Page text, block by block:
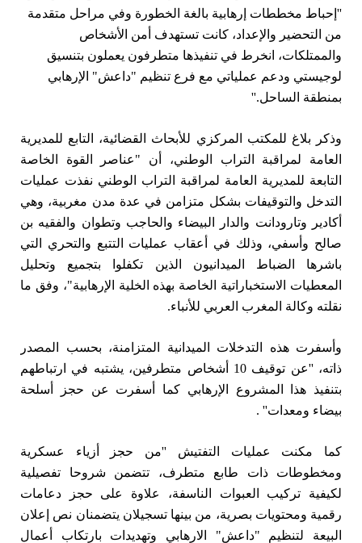
''إحباط مخططات إرهابية بالغة الخطورة وفي مراحل متقدمة
من التحضير والإعداد، كانت تستهدف أمن الأشخاص
والممتلكات، انخرط في تنفيذها متطرفون يعملون بتنسيق
لوجيستي ودعم عملياتي مع فرع تنظيم "داعش" الإرهابي
بمنطقة الساحل.''
وذكر بلاغ للمكتب المركزي للأبحاث القضائية، التابع للمديرية
العامة لمراقبة التراب الوطني، أن "عناصر القوة الخاصة
التابعة للمديرية العامة لمراقبة التراب الوطني نفذت عمليات
التدخل والتوقيفات بشكل متزامن في عدة مدن مغربية، وهي
أكادير وتارودانت والدار البيضاء والحاجب وتطوان والفقيه بن
صالح وأسفي، وذلك في أعقاب عمليات التتبع والتحري التي
باشرها الضباط الميدانيون الذين تكفلوا بتجميع وتحليل
المعطيات الاستخباراتية الخاصة بهذه الخلية الإرهابية"، وفق ما
نقلته وكالة المغرب العربي للأنباء.
وأسفرت هذه التدخلات الميدانية المتزامنة، بحسب المصدر
ذاته، ''عن توقيف 10 أشخاص متطرفين، يشتبه في ارتباطهم
بتنفيذ هذا المشروع الإرهابي كما أسفرت عن حجز أسلحة
بيضاء ومعدات'' .
كما مكنت عمليات التفتيش ''من حجز أزياء عسكرية
ومخطوطات ذات طابع متطرف، تتضمن شروحا تفصيلية
لكيفية تركيب العبوات الناسفة، علاوة على حجز دعامات
رقمية ومحتويات بصرية، من بينها تسجيلان يتضمنان نص إعلان
البيعة لتنظيم "داعش" الارهابي وتهديدات بارتكاب أعمال